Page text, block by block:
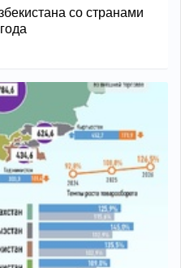
со странами